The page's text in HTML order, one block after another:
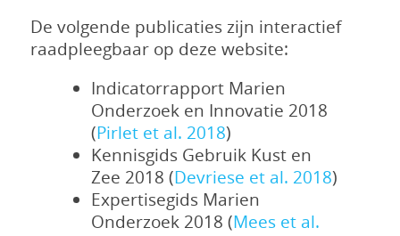
De volgende publicaties zijn interactief
raadpleegbaar op deze website:
Indicatorrapport Marien
Onderzoek en Innovatie 2018
(Pirlet et al. 2018)
Kennisgids Gebruik Kust en
Zee 2018 (Devriese et al. 2018)
Expertisegids Marien
Onderzoek 2018 (Mees et al.